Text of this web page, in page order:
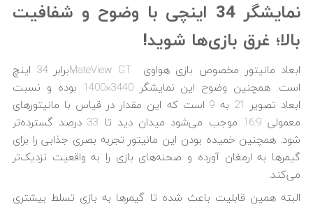
نمایشگر 34 اینچی با وضوح و شفافیت
بالا؛ غرق بازی‌ها شوید!
ابعاد مانیتور مخصوص بازی هواوی MateView GTبرابر 34 اینچ
است. همچنین وضوح این نمایشگر 3440×1400 بوده و نسبت
ابعاد تصویر 21 به 9 است که این مقدار در قیاس با مانیتورهای
معمولی 16:9 موجب می‌شود میدان دید تا 33 درصد گسترده‌تر
شود. همچنین خمیده بودن این مانیتور تجربه بصری جذابی را برای
گیمرها به ارمغان آورده و صحنه‌های بازی را به واقعیت نزدیک‌تر
می‌کند.
البته همین قابلیت باعث شده تا گیمرها به بازی تسلط بیشتری